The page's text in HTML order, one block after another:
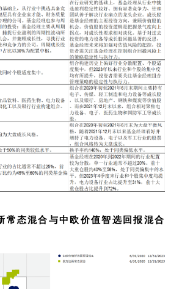
常态混合与中欧价值智选回报混合